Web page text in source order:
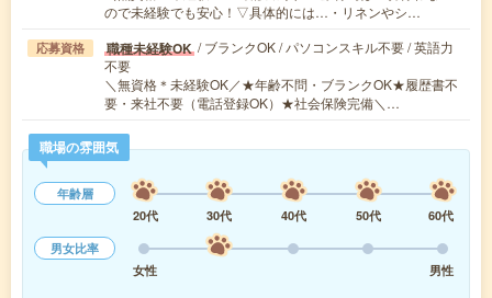
ので未経験でも安心！▽具体的には…・リネンやシ…
応募資格 職種未経験OK / ブランクOK / パソコンスキル不要 / 英語力
不要
＼無資格＊未経験OK／★年齢不問・ブランクOK★履歴書不
要・来社不要（電話登録OK）★社会保険完備＼…
職場の雰囲気
年齢層
20代
30代 40代 50代
60代
男女比率
女性
男性